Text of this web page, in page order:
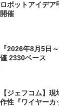
ロボットアイデア
開催
『2026年8月5日
値 2330ベース
【ジェフコム】
作性『ワイヤーカ